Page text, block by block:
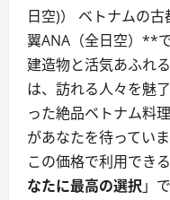
日空)） ベトナムの
翼ANA（全日空）**
建造物と活気あふれ
は、訪れる人々を魅
った絶品ベトナム料
があなたを待ってい
この価格で利用でき
なたに最高の選択 」